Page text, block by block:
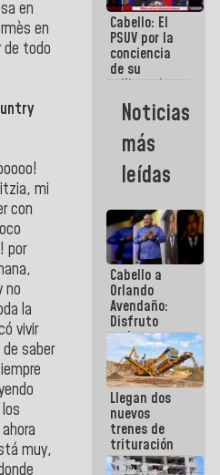
en
en
de todo
mi
con
por
no
la
vivir
saber
muy,
¡Créanle!
Cabello: El
PSUV por la
conciencia
de su
militancia
es la
organización
política más
sólida de
Venezuela
Noticias
más
leídas
Cabello a
Orlando
Avendaño:
Disfruto
cada vez
que escribes
porque lo
que haces
es
embarrarla
Llegan dos
nuevos
trenes de
trituración
para